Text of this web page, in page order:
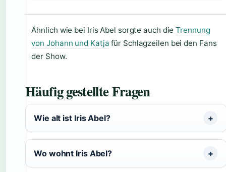
Ähnlich wie bei Iris Abel sorgte auch dieTrennung
von Johann und Katja für Schlagzeilen bei den Fans
der Show.
Häufig gestellte Fragen
Wie alt ist Iris Abel?
Wo wohnt Iris Abel?